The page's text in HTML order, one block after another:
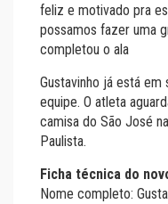
feliz e motivado pra
possamos fazer uma
completou o ala
Gustavinho já está
equipe. O atleta
camisa do São José
Paulista.
Ficha técnica do
Nome completo: